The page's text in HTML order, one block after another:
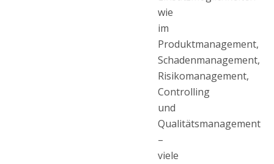
wie
im
Produktmanagement,
Schadenmanagement,
Risikomanagement,
Controlling
und
Qualitätsmanagement
–
viele